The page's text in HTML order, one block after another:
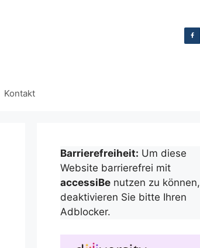
Kontakt
Barrierefreiheit: Um diese
Website barrierefrei mit
accessiBe nutzen zu können,
deaktivieren Sie bitte Ihren
Adblocker.